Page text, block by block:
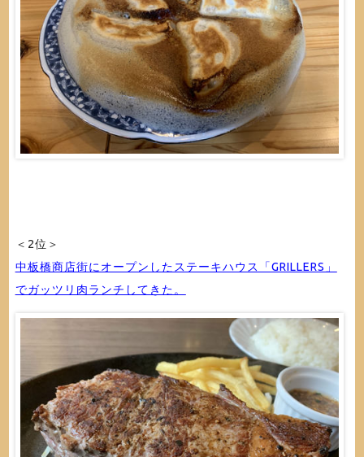
＜2位＞
中板橋商店街にオープンしたステーキハウス「GRILLERS」
でガッツリ肉ランチしてきた。